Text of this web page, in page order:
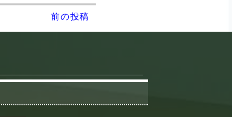
前の投稿